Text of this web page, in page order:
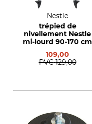
Nestle
trépied de
nivellement Nestle
mi-lourd 90-170 cm
109,00
PVC 129,00